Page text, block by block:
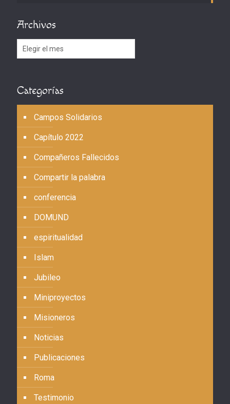
Archivos
Archivos
Categorías
Campos Solidarios
Capítulo 2022
Compañeros Fallecidos
Compartir la palabra
conferencia
DOMUND
espiritualidad
Islam
Jubileo
Miniproyectos
Misioneros
Noticias
Publicaciones
Roma
Testimonio